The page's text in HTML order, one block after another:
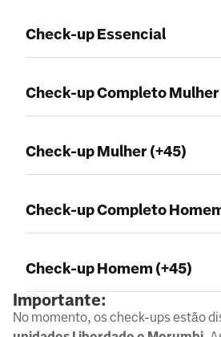
Check-up Essencial
Check-up Completo Mulher
Check-up Mulher (+45)
Check-up Completo
Check-up Homem (+45)
Importante:
No momento, os check-ups estão